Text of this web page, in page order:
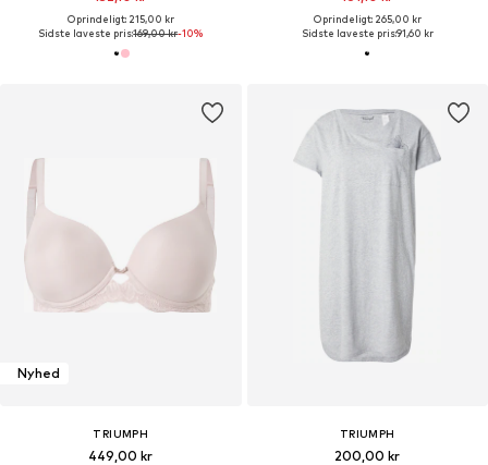
Oprindeligt: 215,00 kr
Sidste laveste pris:169,00 kr-10%
Oprindeligt: 265,00 kr
Sidste laveste pris:91,60 kr
Nyhed
TRIUMPH
449,00 kr
TRIUMPH
200,00 kr